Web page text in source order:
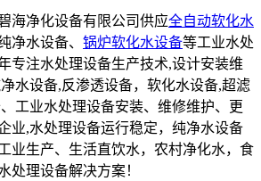
海净化设备有限公司供应全自动软化水
净水设备、 锅炉软化水设备等工业水处
专注水处理设备生产技术,设计安装维
水设备,反渗透设备，软化水设备,超滤
工业水处理设备安装、维修维护、更
业,水处理设备运行稳定，纯净水设备
业生产、生活直饮水，农村净化水，食
处理设备解决方案！